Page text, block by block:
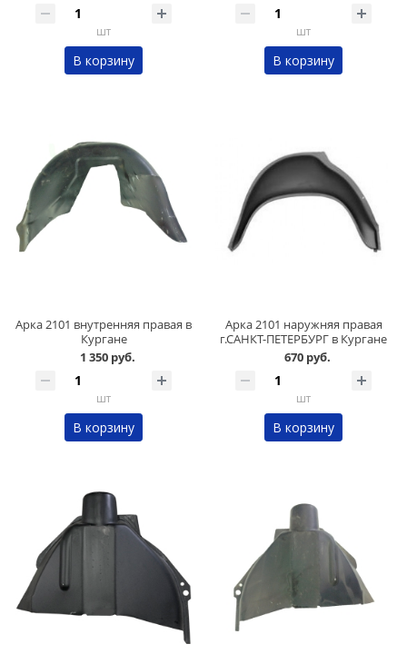
шт
В корзину
шт
В корзину
Арка 2101 внутренняя правая в
Кургане
1 350 руб.
шт
В корзину
Арка 2101 наружняя правая
г.САНКТ-ПЕТЕРБУРГ в Кургане
670 руб.
шт
В корзину